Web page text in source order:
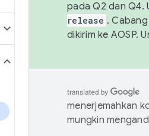
pada Q2 dan Q4.
release .
dikirim ke AOSP.
menerjemahkan
mungkin